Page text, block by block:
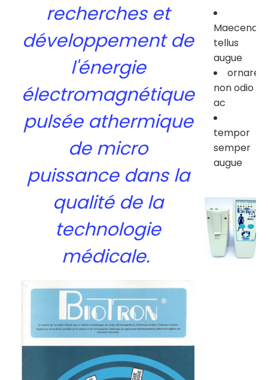
recherches et
développement de
l'énergie
électromagnétique
pulsée athermique
de micro
puissance dans la
qualité de la
technologie
médicale.
Maecenas
tellus
augue
ornare
non odio
ac
tempor
semper
augue